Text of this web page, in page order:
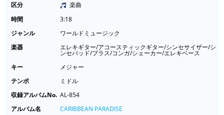
区分
楽曲
時間
3:18
ジャンル
ワールドミュージック
楽器
エレキギター/アコースティックギター/シンセサイザー/シ
ンセパッド/ブラス/コンガ/シェーカー/エレキベース
キー
メジャー
テンポ
ミドル
収録アルバムNo. AL-854
アルバム名
CARIBBEAN PARADISE